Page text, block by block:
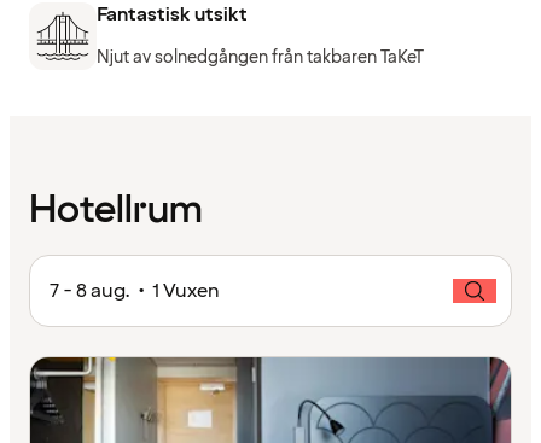
Fantastisk utsikt
Njut av solnedgången från takbaren TaKeT
Hotellrum
7 - 8 aug. • 1 Vuxen